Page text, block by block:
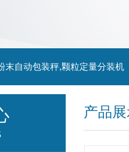
末自动包装秤,颗粒定量分装机
产品